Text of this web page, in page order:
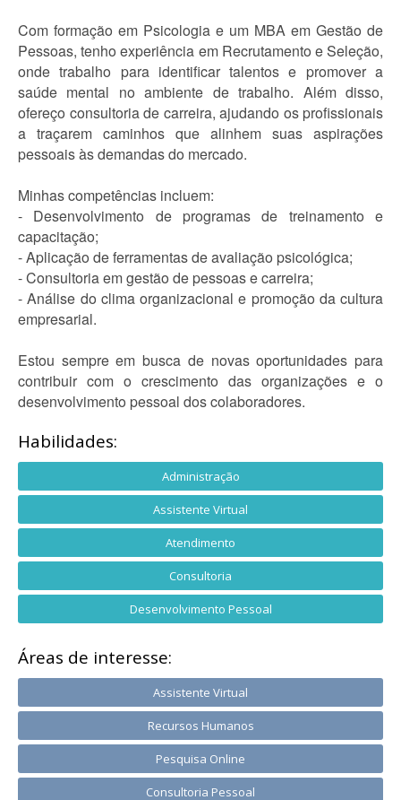
Com formação em Psicologia e um MBA em Gestão de
Pessoas, tenho experiência em Recrutamento e Seleção,
onde trabalho para identificar talentos e promover a
saúde mental no ambiente de trabalho. Além disso,
ofereço consultoria de carreira, ajudando os profissionais
a traçarem caminhos que alinhem suas aspirações
pessoais às demandas do mercado.
Minhas competências incluem:
- Desenvolvimento de programas de treinamento e
capacitação;
- Aplicação de ferramentas de avaliação psicológica;
- Consultoria em gestão de pessoas e carreira;
- Análise do clima organizacional e promoção da cultura
empresarial.
Estou sempre em busca de novas oportunidades para
contribuir com o crescimento das organizações e o
desenvolvimento pessoal dos colaboradores.
Habilidades:
Administração
Assistente Virtual
Atendimento
Consultoria
Desenvolvimento Pessoal
Áreas de interesse:
Assistente Virtual
Recursos Humanos
Pesquisa Online
Consultoria Pessoal